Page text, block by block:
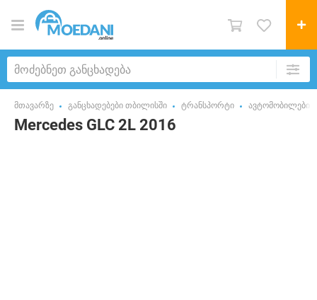
მთავარზე განცხადებები თბილისში ტრანსპორტი ავტომობილები
Mercedes GLC 2L 2016